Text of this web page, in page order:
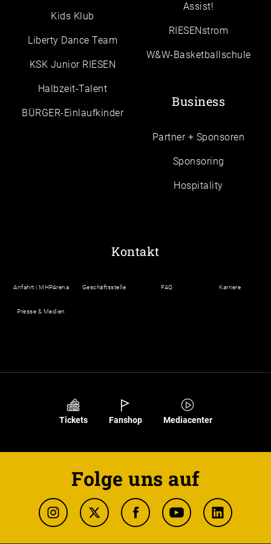
Kids Klub
Liberty Dance Team
KSK Junior RIESEN
Halbzeit-Talent
BÜRGER-Einlaufkinder
Assist!
RIESENstrom
W&W-Basketballschule
Business
Partner + Sponsoren
Sponsoring
Hospitality
Kontakt
Anfahrt | MHPArena Geschäftsstelle FAQ Karriere
Presse & Medien
Tickets Fanshop Mediacenter
Folge uns auf